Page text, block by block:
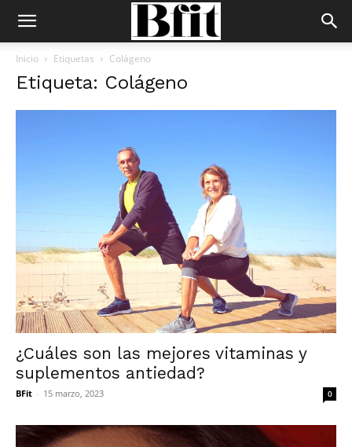
Inicio Etiquetas Colágeno
Etiqueta: Colágeno
¿Cuáles son las mejores vitaminas y
suplementos antiedad?
BFit - 15 marzo, 2023 0